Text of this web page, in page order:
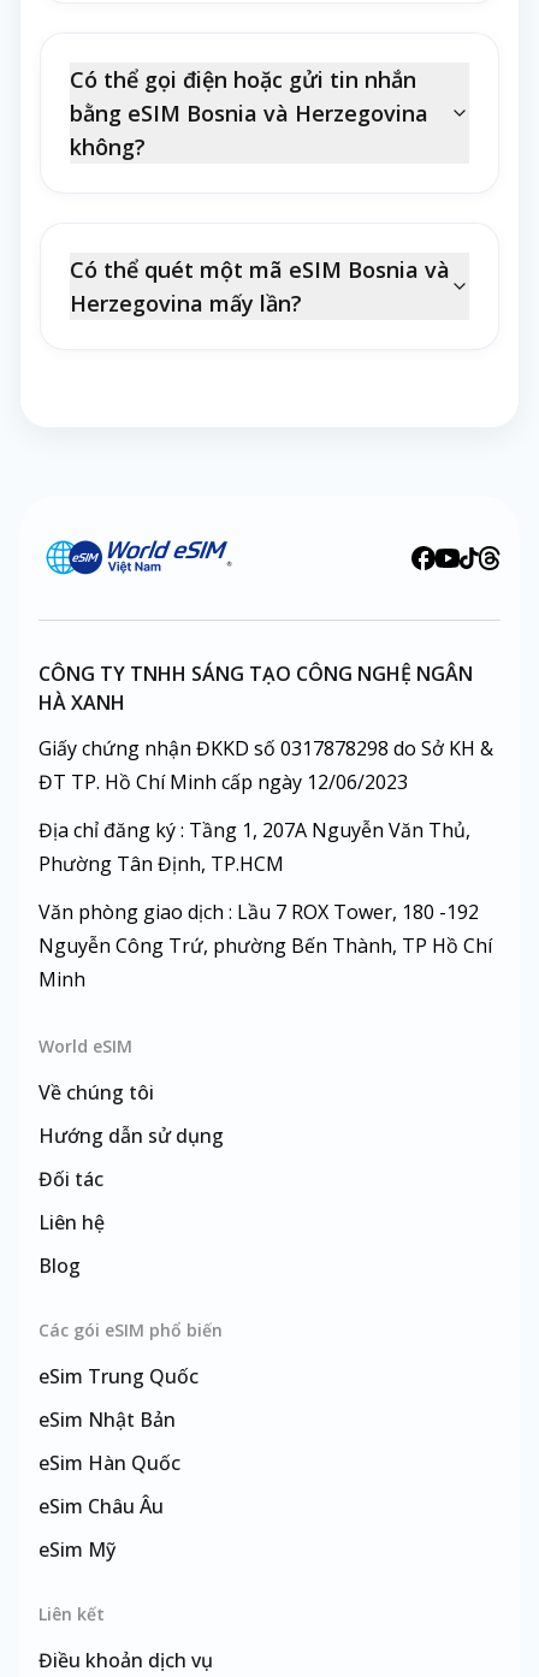
Có thể gọi điện hoặc gửi tin nhắn
bằng eSIM Bosnia và Herzegovina
không?
Có thể quét một mã eSIM Bosnia và
Herzegovina mấy lần?
CÔNG TY TNHH SÁNG TẠO CÔNG NGHỆ NGÂN
HÀ XANH
Giấy chứng nhận ĐKKD số 0317878298 do Sở KH &
ĐT TP. Hồ Chí Minh cấp ngày 12/06/2023
Địa chỉ đăng ký : Tầng 1, 207A Nguyễn Văn Thủ,
Phường Tân Định, TP.HCM
Văn phòng giao dịch : Lầu 7 ROX Tower, 180 -192
Nguyễn Công Trứ, phường Bến Thành, TP Hồ Chí
Minh
World eSIM
Về chúng tôi
Hướng dẫn sử dụng
Đối tác
Liên hệ
Blog
Các gói eSIM phổ biến
eSim Trung Quốc
eSim Nhật Bản
eSim Hàn Quốc
eSim Châu Âu
eSim Mỹ
Liên kết
Điều khoản dịch vụ